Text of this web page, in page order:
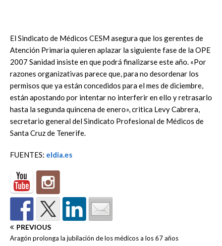
El Sindicato de Médicos CESM asegura que los gerentes de
Atención Primaria quieren aplazar la siguiente fase de la OPE
2007 Sanidad insiste en que podrá finalizarse este año. «Por
razones organizativas parece que, para no desordenar los
permisos que ya están concedidos para el mes de diciembre,
están apostando por intentar no interferir en ello y retrasarlo
hasta la segunda quincena de enero», critica Levy Cabrera,
secretario general del Sindicato Profesional de Médicos de
Santa Cruz de Tenerife.
FUENTES: eldia.es
PREVIOUS
Aragón prolonga la jubilación de los médicos a los 67 años